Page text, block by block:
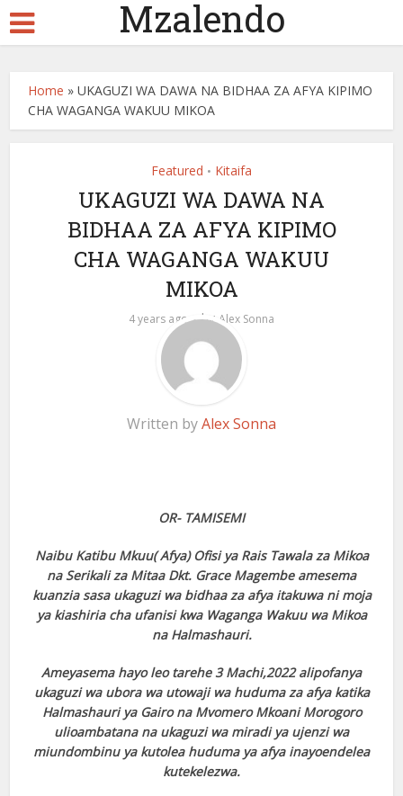
Mzalendo
Home »UKAGUZI WA DAWA NA BIDHAA ZA AFYA KIPIMO
CHA WAGANGA WAKUU MIKOA
Featured • Kitaifa
UKAGUZI WA DAWA NA
BIDHAA ZA AFYA KIPIMO
CHA WAGANGA WAKUU
MIKOA
4 years ago by Alex Sonna
Written byAlex Sonna
OR- TAMISEMI
Naibu Katibu Mkuu( Afya) Ofisi ya Rais Tawala za Mikoa
na Serikali za Mitaa Dkt. Grace Magembe amesema
kuanzia sasa ukaguzi wa bidhaa za afya itakuwa ni moja
ya kiashiria cha ufanisi kwa Waganga Wakuu wa Mikoa
na Halmashauri.
Ameyasema hayo leo tarehe 3 Machi,2022 alipofanya
ukaguzi wa ubora wa utowaji wa huduma za afya katika
Halmashauri ya Gairo na Mvomero Mkoani Morogoro
ulioambatana na ukaguzi wa miradi ya ujenzi wa
miundombinu ya kutolea huduma ya afya inayoendelea
kutekelezwa.